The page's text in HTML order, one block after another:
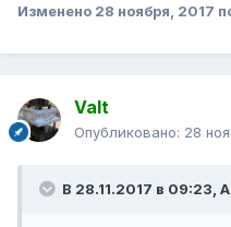
Изменено 28 ноября, 2017
Valt
Опубликовано: 28
В 28.11.2017 в 09:23,